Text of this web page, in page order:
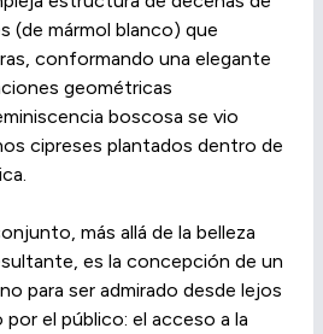
(de mármol blanco) que
conformando una elegante
geométricas
boscosa se vio
cipreses plantados dentro de
más allá de la belleza
es la concepción de un
para ser admirado desde lejos
el público: el acceso a la